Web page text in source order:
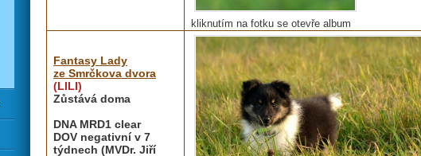
kliknutím na fotku se otevře album
Fantasy Lady
ze Smrčkova dvora
(LILI)
Zůstává doma
DNA MRD1 clear
DOV negativní v 7
týdnech (MVDr. Jiří